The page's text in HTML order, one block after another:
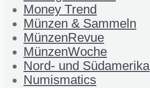
Money Trend
Münzen & Sammeln
MünzenRevue
MünzenWoche
Nord- und Südamerika
Numismatics